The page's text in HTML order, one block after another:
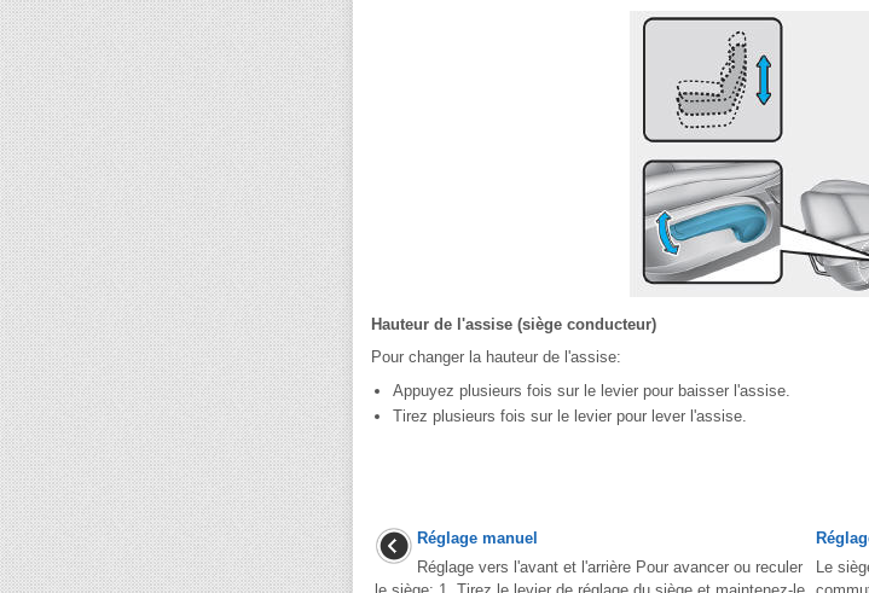
Hauteur de l'assise (siège conducteur)
Pour changer la hauteur de l'assise:
Appuyez plusieurs fois sur le levier pour baisser l'assise.
Tirez plusieurs fois sur le levier pour lever l'assise.
Réglage manuel
Réglage vers l'avant et l'arrière Pour avancer ou reculer
Le